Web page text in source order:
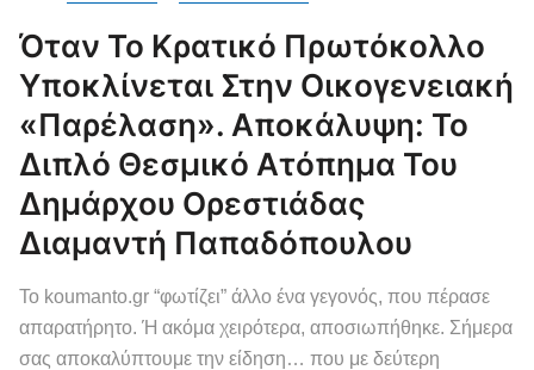
Όταν Το Κρατικό Πρωτόκολλο
Υποκλίνεται Στην Οικογενειακή
«Παρέλαση». Αποκάλυψη: Το
Διπλό Θεσμικό Ατόπημα Του
Δημάρχου Ορεστιάδας
Διαμαντή Παπαδόπουλου
Το koumanto.gr “φωτίζει” άλλο ένα γεγονός, που πέρασε
απαρατήρητο. Ή ακόμα χειρότερα, αποσιωπήθηκε. Σήμερα
σας αποκαλύπτουμε την είδηση… που με δεύτερη